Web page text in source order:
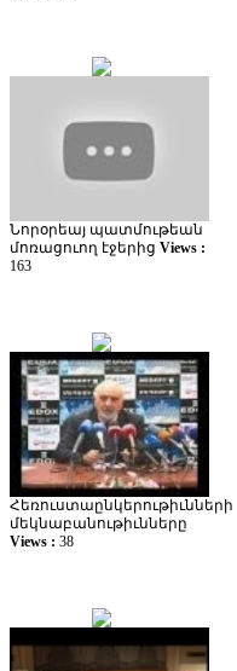
Նորօրեայ պատմութեան
մոռացուող էջերից Views :
163
Հեռուստաընկերութիւնների
մեկնաբանութիւնները
Views : 38